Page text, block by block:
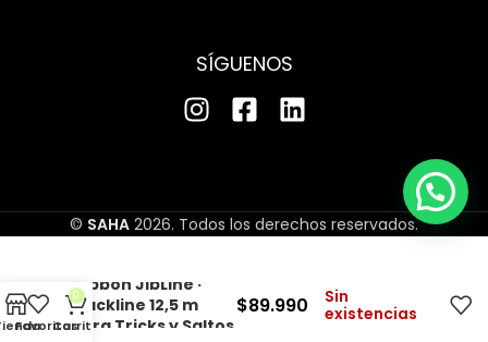
SÍGUENOS
© SAHA 2026. Todos los derechos reservados.
Gibbon JibLine ·
Slackline 12,5 m
para Tricks y Saltos
$89.990
Sin
existencias
Favoritos
0
Carrito